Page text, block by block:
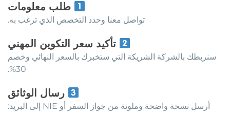
طلب معلومات
تواصل معنا وحدد التخصص الذي ترغب به.
تأكيد سعر التكوين المهني
سنربطك بالشركة الشريكة التي ستخبرك بالسعر النهائي وخصم
30%.
رسال الوثائق
أرسل نسخة واضحة وملونة من جواز السفر أو NIE إلى البريد: